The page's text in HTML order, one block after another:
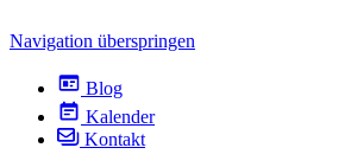
Navigation überspringen
Blog
Kalender
Kontakt